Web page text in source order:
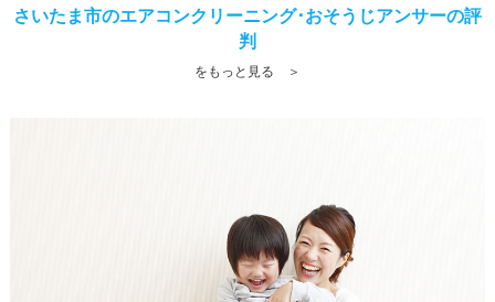
さいたま市のエアコンクリーニング･おそうじアンサーの評
判
をもっと見る ＞